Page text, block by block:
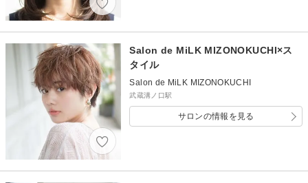
Salon de MiLK MIZONOKUCHI×ス
タイル
Salon de MiLK MIZONOKUCHI
武蔵溝ノ口駅
サロンの情報を見る